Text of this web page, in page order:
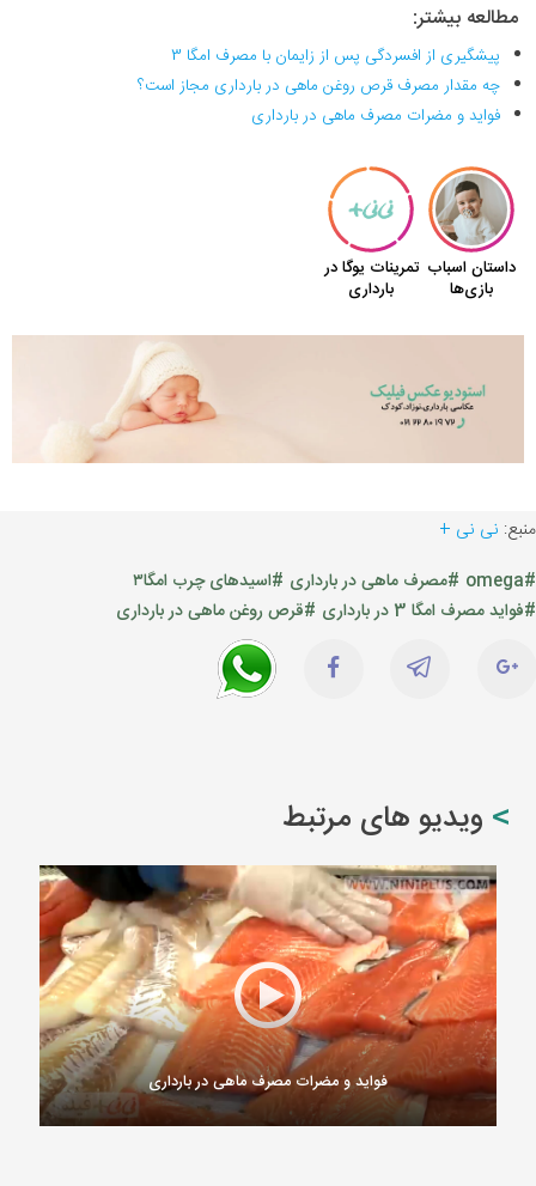
مطالعه بیشتر:
پیشگیری از افسردگی پس از زایمان با مصرف امگا 3
چه مقدار مصرف قرص روغن ماهی در بارداری مجاز است؟
فواید و مضرات مصرف ماهی در بارداری
منبع: نی نی +
#omega
#مصرف ماهی در بارداری #اسیدهای چرب امگا۳
#فواید مصرف امگا 3 در بارداری
#قرص روغن ماهی در بارداری
ویدیو های مرتبط
فواید و مضرات مصرف ماهی در بارداری